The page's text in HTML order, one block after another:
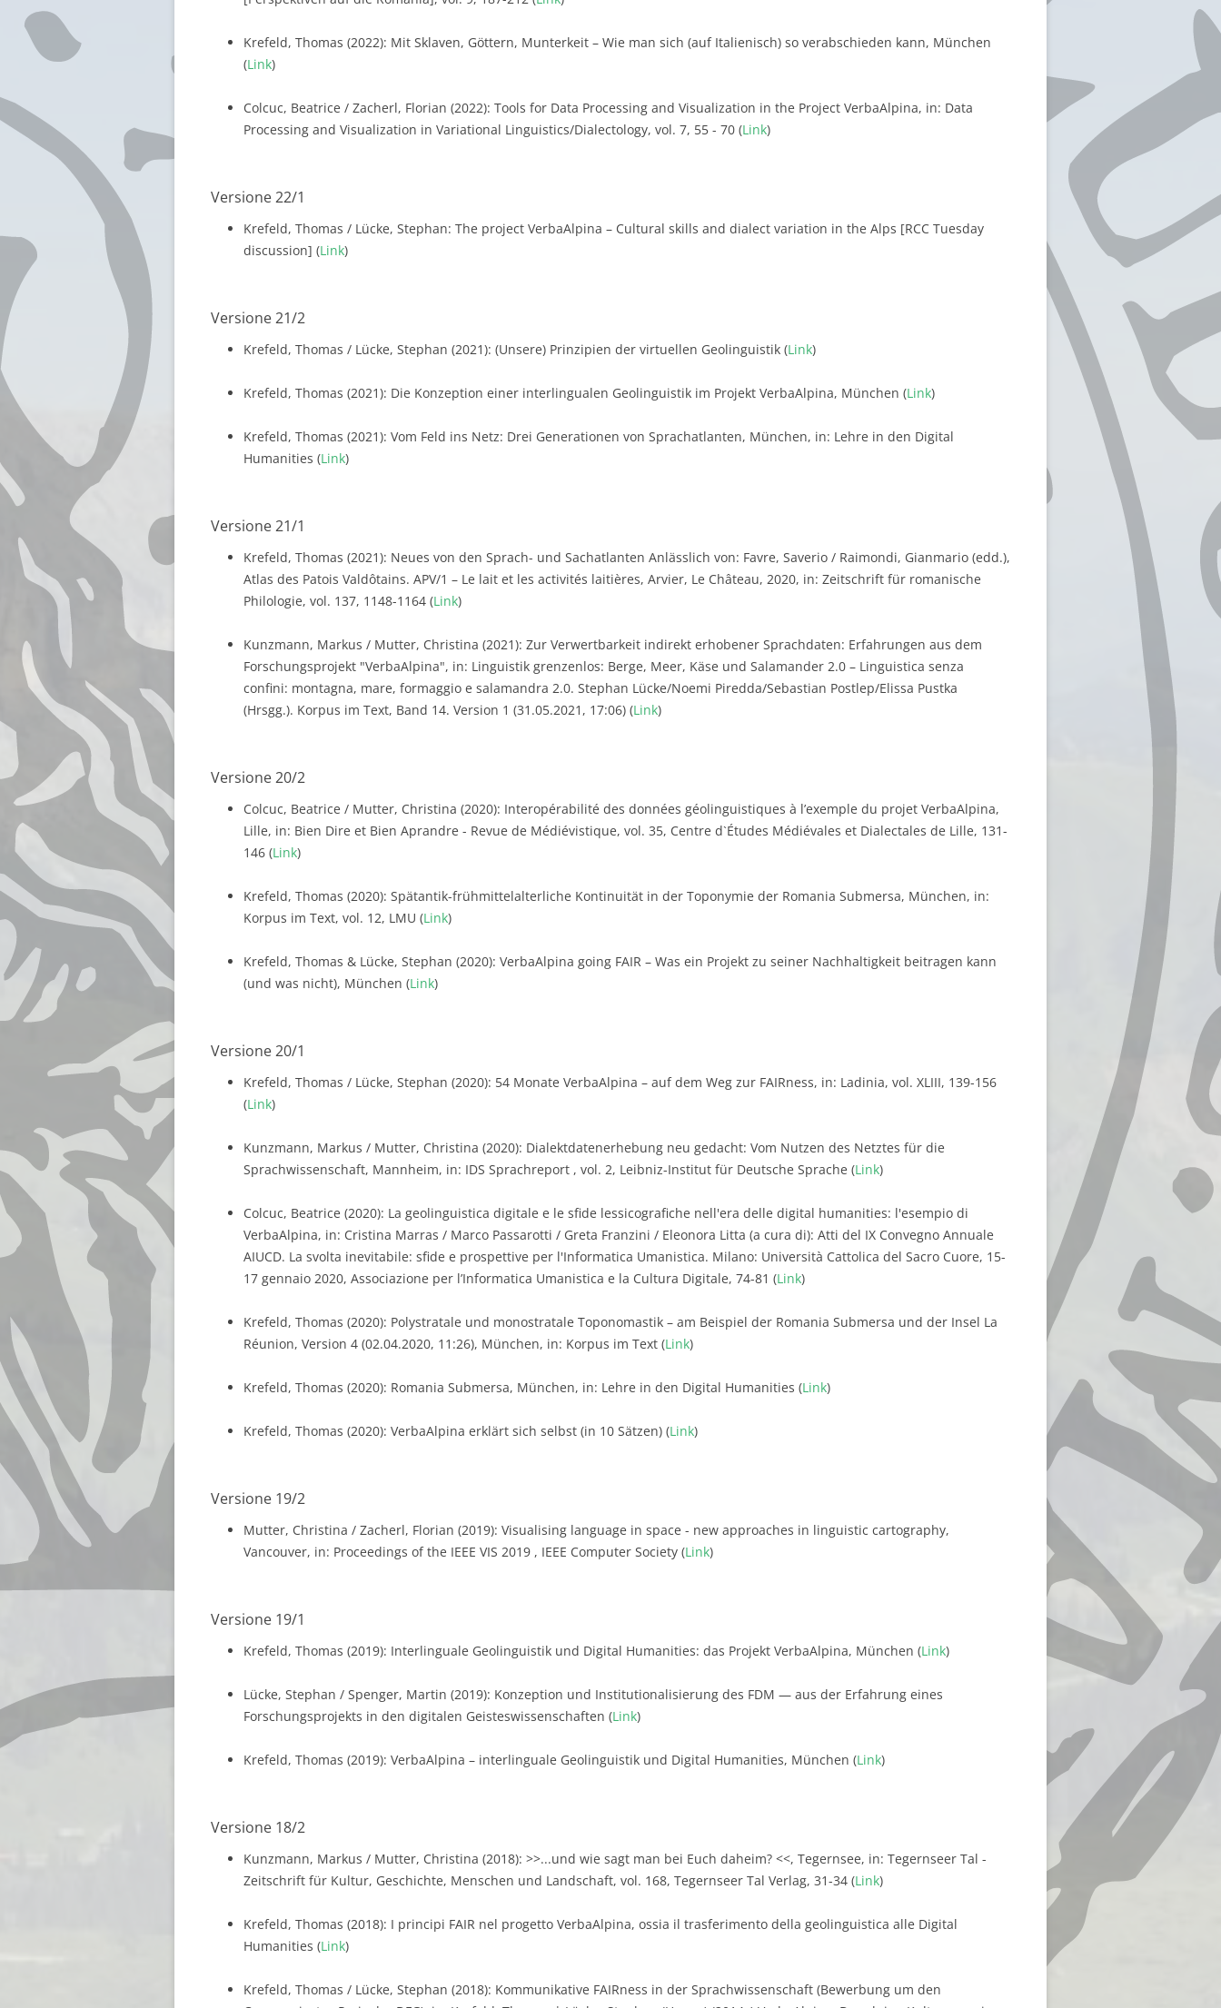
Krefeld, Thomas (2022): Mit Sklaven, Göttern, Munterkeit – Wie man sich (auf Italienisch) so verabschieden kann, München
(Link)
Colcuc, Beatrice / Zacherl, Florian (2022): Tools for Data Processing and Visualization in the Project VerbaAlpina, in: Data
Processing and Visualization in Variational Linguistics/Dialectology, vol. 7, 55 - 70 (Link)
Versione 22/1
Krefeld, Thomas / Lücke, Stephan: The project VerbaAlpina – Cultural skills and dialect variation in the Alps [RCC Tuesday
discussion] (Link)
Versione 21/2
Krefeld, Thomas / Lücke, Stephan (2021): (Unsere) Prinzipien der virtuellen Geolinguistik (Link)
Krefeld, Thomas (2021): Die Konzeption einer interlingualen Geolinguistik im Projekt VerbaAlpina, München (Link)
Krefeld, Thomas (2021): Vom Feld ins Netz: Drei Generationen von Sprachatlanten, München, in: Lehre in den Digital
Humanities (Link)
Versione 21/1
Krefeld, Thomas (2021): Neues von den Sprach- und Sachatlanten Anlässlich von: Favre, Saverio / Raimondi, Gianmario (edd.),
Atlas des Patois Valdôtains. APV/1 – Le lait et les activités laitières, Arvier, Le Château, 2020, in: Zeitschrift für romanische
Philologie, vol. 137, 1148-1164 (Link)
Kunzmann, Markus / Mutter, Christina (2021): Zur Verwertbarkeit indirekt erhobener Sprachdaten: Erfahrungen aus dem
Forschungsprojekt "VerbaAlpina", in: Linguistik grenzenlos: Berge, Meer, Käse und Salamander 2.0 – Linguistica senza
confini: montagna, mare, formaggio e salamandra 2.0. Stephan Lücke/Noemi Piredda/Sebastian Postlep/Elissa Pustka
(Hrsgg.). Korpus im Text, Band 14. Version 1 (31.05.2021, 17:06) (Link)
Versione 20/2
Colcuc, Beatrice / Mutter, Christina (2020): Interopérabilité des données géolinguistiques à l’exemple du projet VerbaAlpina,
Lille, in: Bien Dire et Bien Aprandre - Revue de Médiévistique, vol. 35, Centre d`Études Médiévales et Dialectales de Lille, 131-
146 (Link)
Krefeld, Thomas (2020): Spätantik-frühmittelalterliche Kontinuität in der Toponymie der Romania Submersa, München, in:
Korpus im Text, vol. 12, LMU (Link)
Krefeld, Thomas & Lücke, Stephan (2020): VerbaAlpina going FAIR – Was ein Projekt zu seiner Nachhaltigkeit beitragen kann
(und was nicht), München (Link)
Versione 20/1
Krefeld, Thomas / Lücke, Stephan (2020): 54 Monate VerbaAlpina – auf dem Weg zur FAIRness, in: Ladinia, vol. XLIII, 139-156
(Link)
Kunzmann, Markus / Mutter, Christina (2020): Dialektdatenerhebung neu gedacht: Vom Nutzen des Netztes für die
Sprachwissenschaft, Mannheim, in: IDS Sprachreport , vol. 2, Leibniz-Institut für Deutsche Sprache (Link)
Colcuc, Beatrice (2020): La geolinguistica digitale e le sfide lessicografiche nell'era delle digital humanities: l'esempio di
VerbaAlpina, in: Cristina Marras / Marco Passarotti / Greta Franzini / Eleonora Litta (a cura di): Atti del IX Convegno Annuale
AIUCD. La svolta inevitabile: sfide e prospettive per l'Informatica Umanistica. Milano: Università Cattolica del Sacro Cuore, 15-
17 gennaio 2020, Associazione per l’Informatica Umanistica e la Cultura Digitale, 74-81 (Link)
Krefeld, Thomas (2020): Polystratale und monostratale Toponomastik – am Beispiel der Romania Submersa und der Insel La
Réunion, Version 4 (02.04.2020, 11:26), München, in: Korpus im Text (Link)
Krefeld, Thomas (2020): Romania Submersa, München, in: Lehre in den Digital Humanities (Link)
Krefeld, Thomas (2020): VerbaAlpina erklärt sich selbst (in 10 Sätzen) (Link)
Versione 19/2
Mutter, Christina / Zacherl, Florian (2019): Visualising language in space - new approaches in linguistic cartography,
Vancouver, in: Proceedings of the IEEE VIS 2019 , IEEE Computer Society (Link)
Versione 19/1
Krefeld, Thomas (2019): Interlinguale Geolinguistik und Digital Humanities: das Projekt VerbaAlpina, München (Link)
Lücke, Stephan / Spenger, Martin (2019): Konzeption und Institutionalisierung des FDM — aus der Erfahrung eines
Forschungsprojekts in den digitalen Geisteswissenschaften (Link)
Krefeld, Thomas (2019): VerbaAlpina – interlinguale Geolinguistik und Digital Humanities, München (Link)
Versione 18/2
Kunzmann, Markus / Mutter, Christina (2018): >>...und wie sagt man bei Euch daheim? <<, Tegernsee, in: Tegernseer Tal -
Zeitschrift für Kultur, Geschichte, Menschen und Landschaft, vol. 168, Tegernseer Tal Verlag, 31-34 (Link)
Krefeld, Thomas (2018): I principi FAIR nel progetto VerbaAlpina, ossia il trasferimento della geolinguistica alle Digital
Humanities (Link)
Krefeld, Thomas / Lücke, Stephan (2018): Kommunikative FAIRness in der Sprachwissenschaft (Bewerbung um den